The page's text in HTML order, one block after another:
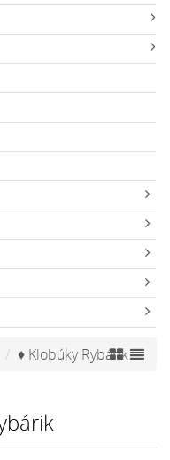
♦ Klobúky Rybárik